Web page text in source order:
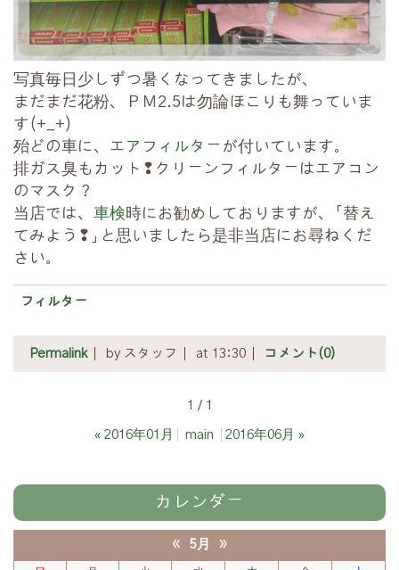
写真毎日少しずつ暑くなってきましたが、
まだまだ花粉、ＰＭ2.5は勿論ほこりも舞っていま
す(+_+)
殆どの車に、
エアフィルター が付いています。
排ガス臭もカット❢クリーンフィルターはエアコン
のマスク？
当店では、 車検時にお勧めしておりますが、「替え
てみよう❢」と思いましたら是非当店にお尋ねくだ
さい。
フィルター
Permalink by スタッフ at 13:30 コメント(0)
1 / 1
« 2016年01月 main 2016年06月 »
カレンダー
« 5月 »